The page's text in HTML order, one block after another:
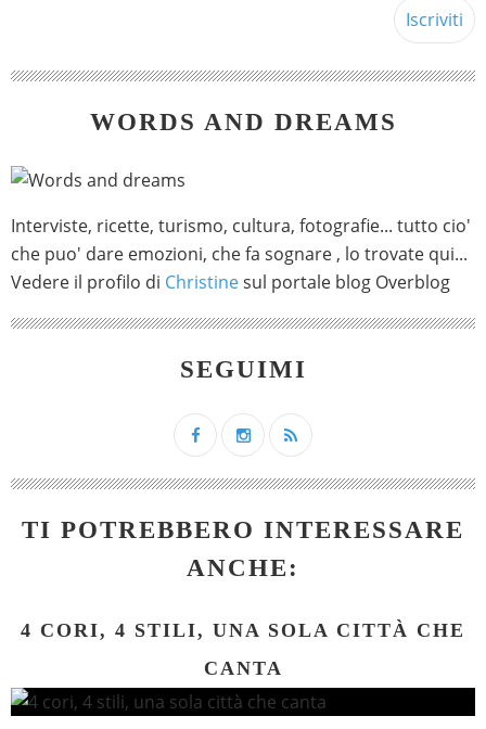
WORDS AND DREAMS
Interviste, ricette, turismo, cultura, fotografie... tutto cio'
che puo' dare emozioni, che fa sognare , lo trovate qui...
Vedere il profilo di Christinesul portale blog Overblog
SEGUIMI
TI POTREBBERO INTERESSARE
ANCHE:
4 CORI, 4 STILI, UNA SOLA CITTÀ CHE
CANTA